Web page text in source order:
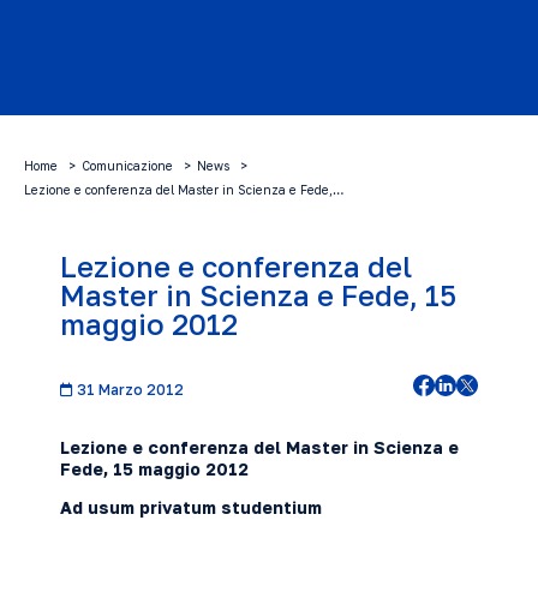
Home Comunicazione
News
Lezione e conferenza del Master in Scienza e Fede,…
Lezione e conferenza del
Master in Scienza e Fede, 15
maggio 2012
31 Marzo 2012
Lezione e conferenza del Master in Scienza e
Fede, 15 maggio 2012
Ad usum privatum studentium